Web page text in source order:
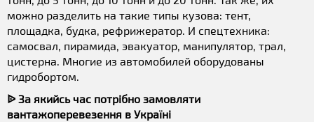
можно разделить на такие типы кузова: тент,
площадка, будка, рефрижератор. И спецтехника:
самосвал, пирамида, эвакуатор, манипулятор, трал,
цистерна. Многие из автомобилей оборудованы
гидробортом.
ᐉ За якийсь час потрібно замовляти
вантажоперевезення в Україні